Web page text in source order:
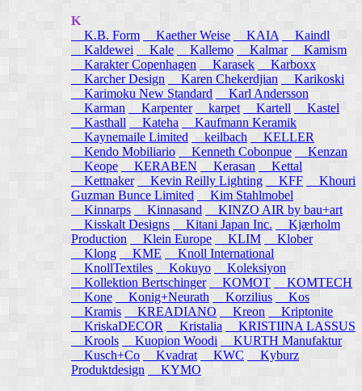
K
K.B. Form
Kaether Weise KAIA
Kaindl
Kaldewei
Kale Kallemo Kalmar
Kamism
Karakter Copenhagen
Karasek
Karboxx
Karcher Design
Karen Chekerdjian
Karikoski
Karimoku New Standard
Karl Andersson
Karman
Karpenter karpet Kartell
Kastel
Kasthall
Kateha
Kaufmann Keramik
Kaynemaile Limited keilbach
KELLER
Kendo Mobiliario
Kenneth Cobonpue
Kenzan
Keope
KERABEN Kerasan
Kettal
Kettnaker Kevin Reilly Lighting KFF
Khouri
Guzman Bunce Limited
Kim Stahlmobel
Kinnarps
Kinnasand
KINZO AIR by bau+art
Kisskalt Designs
Kitani Japan Inc.
Kjærholm
Production
Klein Europe KLIM
Klober
Klong
KME
Knoll International
KnollTextiles
Kokuyo
Koleksiyon
Kollektion Bertschinger KOMOT
KOMTECH
Kone
Konig+Neurath Korzilius
Kos
Kramis
KREADIANO Kreon
Kriptonite
KriskaDECOR
Kristalia
KRISTIINA LASSUS
Krools
Kuopion Woodi
KURTH Manufaktur
Kusch+Co
Kvadrat KWC
Kyburz
Produktdesign
KYMO